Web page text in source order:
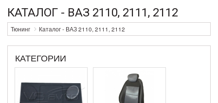
КАТАЛОГ - ВАЗ 2110, 2111, 2112
Тюнинг Каталог - ВАЗ 2110, 2111, 2112
КАТЕГОРИИ